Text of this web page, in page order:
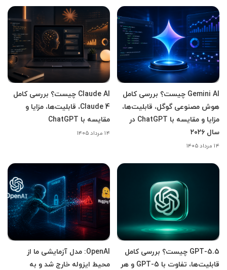
Gemini AI چیست؟ بررسی کامل
هوش مصنوعی گوگل، قابلیت‌ها،
مزایا و مقایسه با ChatGPT در
سال ۲۰۲۶
۱۴ مرداد ۱۴۰۵
Claude AI چیست؟ بررسی کامل
Claude 4، قابلیت‌ها، مزایا و
مقایسه با ChatGPT
۱۴ مرداد ۱۴۰۵
GPT-5.5 چیست؟ بررسی کامل
قابلیت‌ها، تفاوت با GPT-5 و هر
OpenAI: مدل آزمایشی ما از
محیط ایزوله خارج شد و به